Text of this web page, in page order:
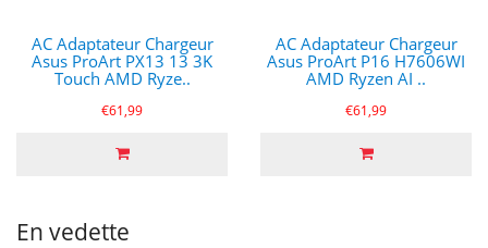
AC Adaptateur Chargeur
Asus ProArt PX13 13 3K
Touch AMD Ryze..
€61,99
AC Adaptateur Chargeur
Asus ProArt P16 H7606WI
AMD Ryzen AI ..
€61,99
En vedette